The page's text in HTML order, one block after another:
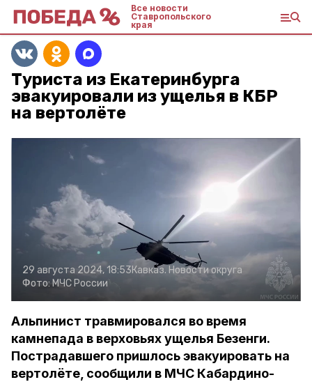
Все новости
Ставропольского
края
Туриста из Екатеринбурга
эвакуировали из ущелья в КБР
на вертолёте
29 августа 2024, 18:53Кавказ. Новости округа
Фото:МЧС России
Альпинист травмировался во время
камнепада в верховьях ущелья Безенги.
Пострадавшего пришлось эвакуировать на
вертолёте, сообщили в МЧС Кабардино-